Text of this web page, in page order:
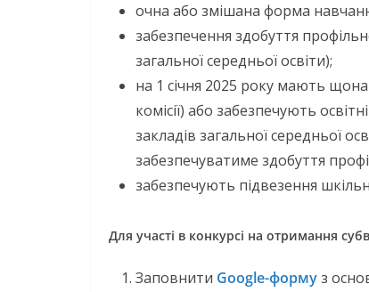
очна або змішана форма
забезпечення здобуття
загальної середньої освіти);
на 1 січня 2025 року мають
комісії) або забезпечують
закладів загальної середньої
забезпечуватиме здобуття
забезпечують підвезення
Для участі в конкурсі на отримання
Заповнити Google-формуз